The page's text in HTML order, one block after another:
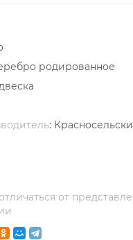
родированное
:
от